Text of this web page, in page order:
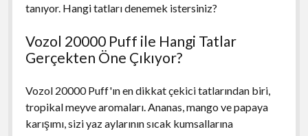
tanıyor. Hangi tatları denemek istersiniz?
Vozol 20000 Puff ile Hangi Tatlar
Gerçekten Öne Çıkıyor?
Vozol 20000 Puff'ın en dikkat çekici tatlarından biri,
tropikal meyve aromaları. Ananas, mango ve papaya
karışımı, sizi yaz aylarının sıcak kumsallarına